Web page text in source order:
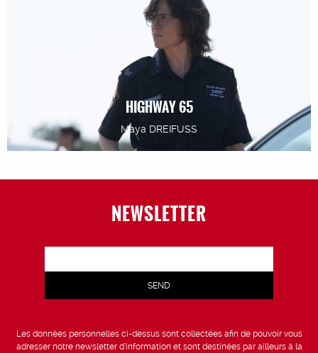
HIGHWAY 65
Maya DREIFUSS
NEWSLETTER
Les données personnelles ci-dessus sont collectées afin de pouvoir vous
adresser notre newsletter d’information et sont destinées par ailleurs à la